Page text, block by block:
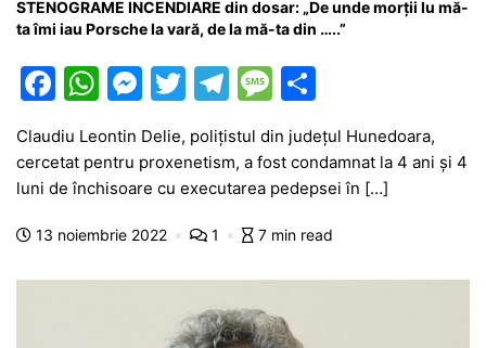
STENOGRAME INCENDIARE din dosar: „De unde morţii lu mă-
ta îmi iau Porsche la vară, de la mă-ta din …..”
F
a
c
e
b
o
o
W
at
s
A
p
p
M
s
s
e
g
er
T
itt
er
T
e
gr
a
m
M
e
s
s
a
e
ta
je
a
z
ă
Claudiu Leontin Delie, polițistul din județul Hunedoara,
cercetat pentru proxenetism, a fost condamnat la 4 ani și 4
luni de închisoare cu executarea pedepsei în […]
13 noiembrie 2022 1 7 min read